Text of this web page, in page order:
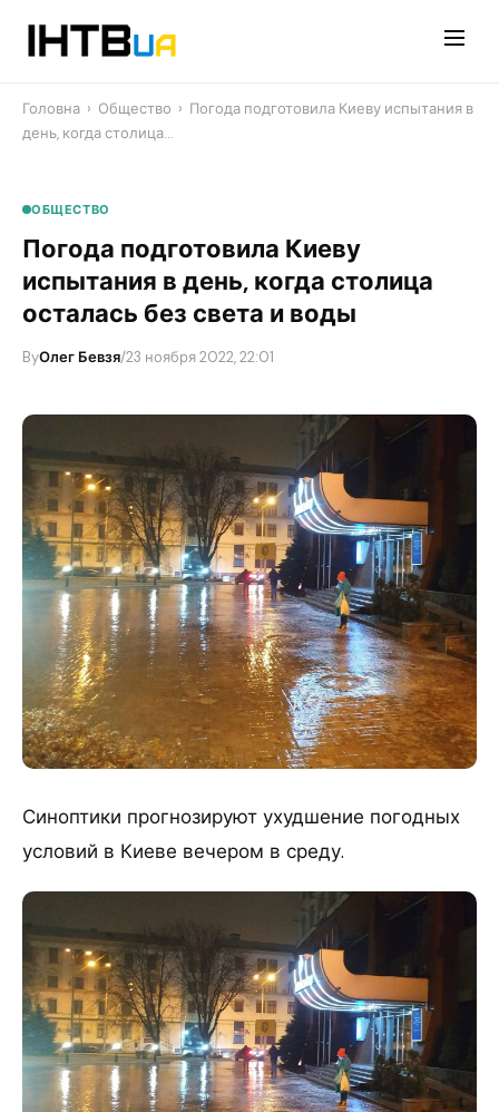
Головна › Общество › Погода подготовила Киеву испытания в
день, когда столица…
ОБЩЕСТВО
Погода подготовила Киеву
испытания в день, когда столица
осталась без света и воды
ByОлег Бевзя/23 ноября 2022, 22:01
Синоптики прогнозируют ухудшение погодных
условий в Киеве вечером в среду.